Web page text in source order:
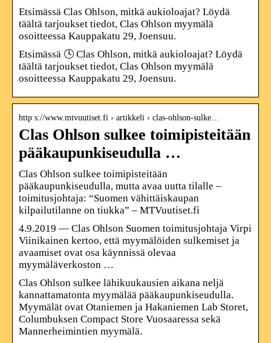
Etsimässä Clas Ohlson, mitkä aukioloajat? Löydä
täältä tarjoukset tiedot, Clas Ohlson myymälä
osoitteessa Kauppakatu 29, Joensuu.
Etsimässä 🕓 Clas Ohlson, mitkä aukioloajat? Löydä
täältä tarjoukset tiedot, Clas Ohlson myymälä
osoitteessa Kauppakatu 29, Joensuu.
http s://www.mtvuutiset.fi › artikkeli › clas-ohlson-sulke…
Clas Ohlson sulkee toimipisteitään
pääkaupunkiseudulla …
Clas Ohlson sulkee toimipisteitään
pääkaupunkiseudulla, mutta avaa uutta tilalle –
toimitusjohtaja: “Suomen vähittäiskaupan
kilpailutilanne on tiukka” – MTVuutiset.fi
4.9.2019 — Clas Ohlson Suomen toimitusjohtaja Virpi
Viinikainen kertoo, että myymälöiden sulkemiset ja
avaamiset ovat osa käynnissä olevaa
myymäläverkoston …
Clas Ohlson sulkee lähikuukausien aikana neljä
kannattamatonta myymälää pääkaupunkiseudulla.
Myymälät ovat Otaniemen ja Hakaniemen Lab Storet,
Columbuksen Compact Store Vuosaaressa sekä
Mannerheimintien myymälä.